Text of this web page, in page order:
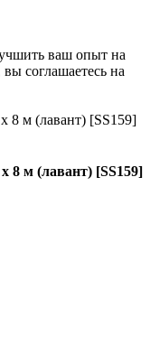
ваш опыт на
соглашаетесь на
8 м (лавант) [SS159]